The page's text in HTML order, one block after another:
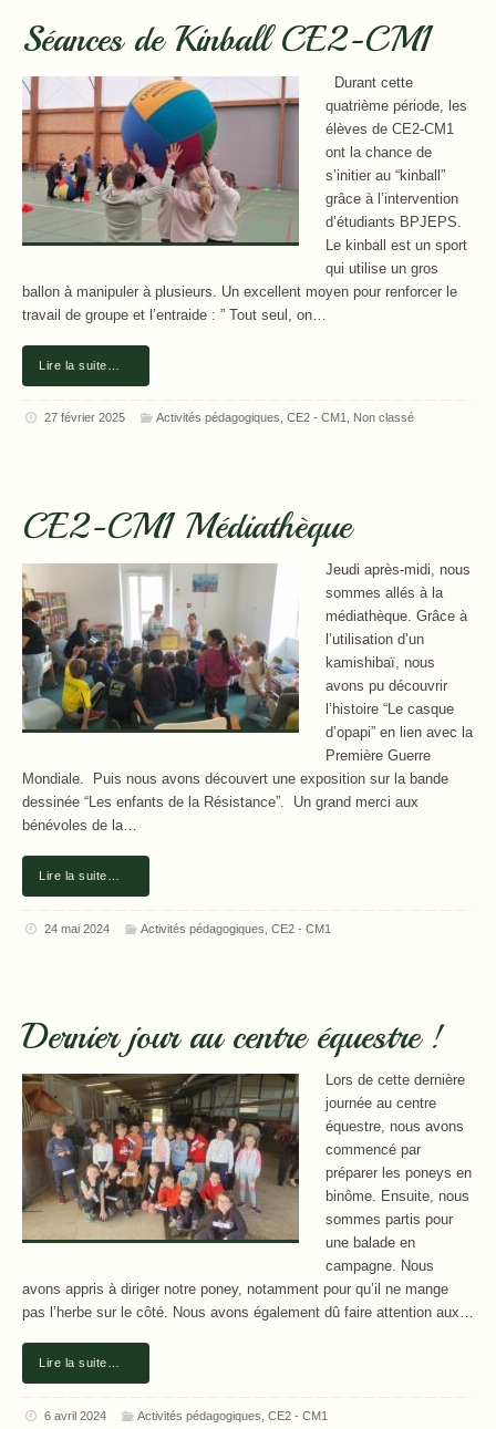
Séances de Kinball CE2-CM1
Durant cette
quatrième période, les
élèves de CE2-CM1
ont la chance de
s’initier au “kinball”
grâce à l’intervention
d’étudiants BPJEPS.
Le kinball est un sport
qui utilise un gros
ballon à manipuler à plusieurs. Un excellent moyen pour renforcer le
travail de groupe et l’entraide : ” Tout seul, on…
Lire la suite…
27 février 2025 Activités pédagogiques,CE2 - CM1, Non classé
CE2-CM1 Médiathèque
Jeudi après-midi, nous
sommes allés à la
médiathèque. Grâce à
l’utilisation d’un
kamishibaï, nous
avons pu découvrir
l’histoire “Le casque
d’opapi” en lien avec la
Première Guerre
Mondiale. Puis nous avons découvert une exposition sur la bande
dessinée “Les enfants de la Résistance”. Un grand merci aux
bénévoles de la…
Lire la suite…
24 mai 2024 Activités pédagogiques ,CE2 - CM1
Dernier jour au centre équestre !
Lors de cette dernière
journée au centre
équestre, nous avons
commencé par
préparer les poneys en
binôme. Ensuite, nous
sommes partis pour
une balade en
campagne. Nous
avons appris à diriger notre poney, notamment pour qu’il ne mange
pas l’herbe sur le côté. Nous avons également dû faire attention aux…
Lire la suite…
6 avril 2024 Activités pédagogiques ,CE2 - CM1